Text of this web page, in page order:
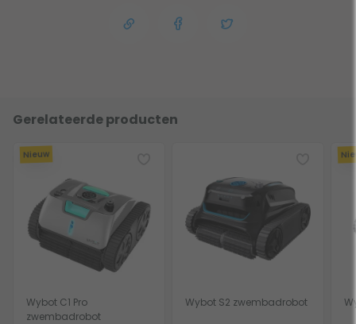
Gerelateerde producten
Nieuw
Wybot C1 Pro
zwembadrobot
Wybot S2 zwembadrobot